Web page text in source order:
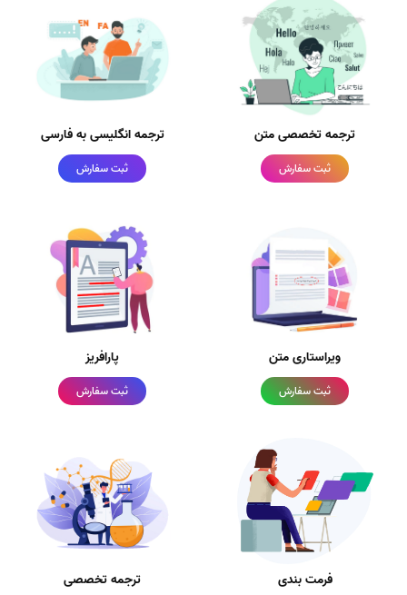
ترجمه تخصصی متن
ثبت سفارش
ترجمه انگلیسی به فارسی
ثبت سفارش
ویراستاری متن
ثبت سفارش
پارافریز
ثبت سفارش
فرمت بندی ترجمه تخصصی